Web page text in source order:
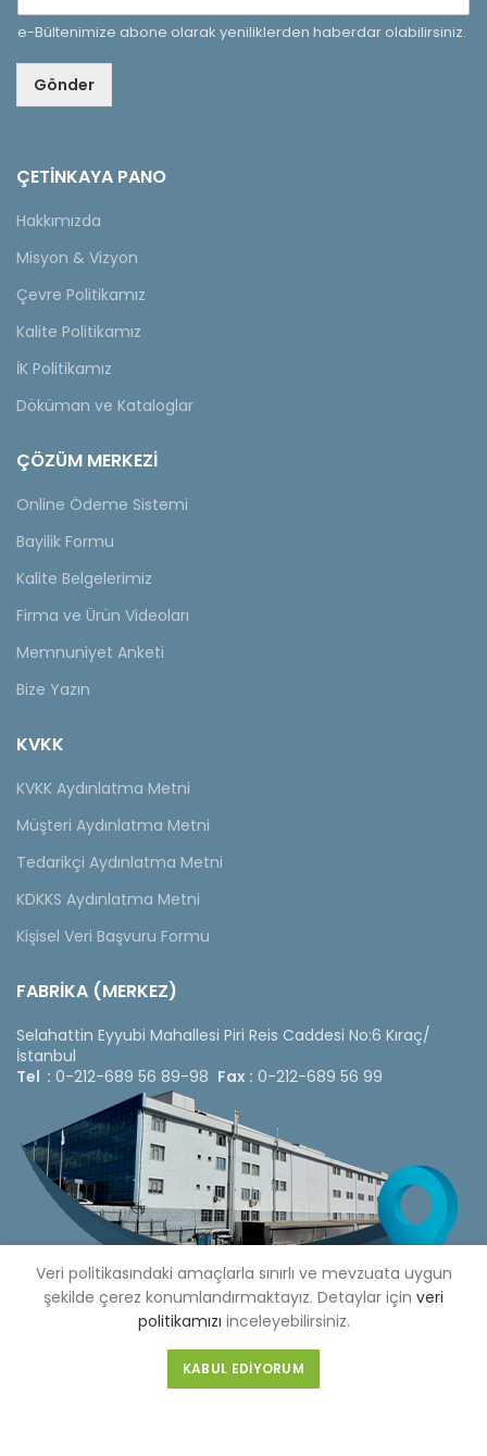
e-Bültenimize abone olarak yeniliklerden haberdar olabilirsiniz.
Gönder
ÇETINKAYA PANO
Hakkımızda
Misyon & Vizyon
Çevre Politikamız
Kalite Politikamız
İK Politikamız
Döküman ve Kataloglar
ÇÖZÜM MERKEZİ
Online Ödeme Sistemi
Bayilik Formu
Kalite Belgelerimiz
Firma ve Ürün Videoları
Memnuniyet Anketi
Bize Yazın
KVKK
KVKK Aydınlatma Metni
Müşteri Aydınlatma Metni
Tedarikçi Aydınlatma Metni
KDKKS Aydınlatma Metni
Kişisel Veri Başvuru Formu
FABRİKA (MERKEZ)
Selahattin Eyyubi Mahallesi Piri Reis Caddesi No:6 Kıraç/
İstanbul
Tel : 0-212-689 56 89-98 Fax : 0-212-689 56 99
Veri politikasındaki amaçlarla sınırlı ve mevzuata uygun
şekilde çerez konumlandırmaktayız. Detaylar için veri
politikamızı inceleyebilirsiniz.
KABUL EDIYORUM